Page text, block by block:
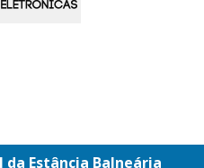
Estância Balneária